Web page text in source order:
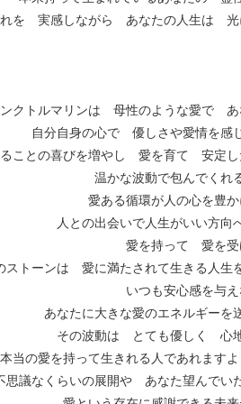
を 実感しながら あなたの人生は 光
クトルマリンは 母性のような愛で あ
自分自身の心で 優しさや愛情を
ことの喜びを増やし 愛を育て 安定し
温かな波動で包んでくれ
愛ある循環が人の心を豊
人との出会いで人生がいい方向
愛を持って 愛を受
ストーンは 愛に満たされて生きる人生
いつも安心感を与え
あなたに大きな愛のエネルギーを
その波動は とても優しく 心地
当の愛を持って生きれる人であれますよ
思議なくらいの展開や あなた望んでい